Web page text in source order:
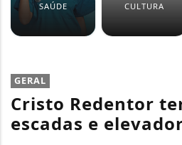
SAÚDE CULTURA
GERAL
Cristo Redentor
escadas e